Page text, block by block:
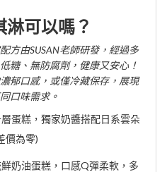
可以嗎？
方由SUSAN老師研發，經過多
糖、無防腐劑，健康又安心！
郁口感，或僅冷藏保存，展現
口味需求。
蛋糕，獨家奶醬搭配日系雲朵
價為零)
奶油蛋糕，口感Q彈柔軟，多